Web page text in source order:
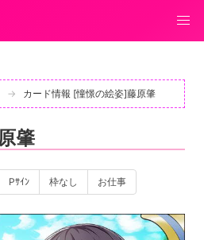
カード情報 [憧憬の絵姿]藤原肇
肇
Pｻｲﾝ 枠なし お仕事